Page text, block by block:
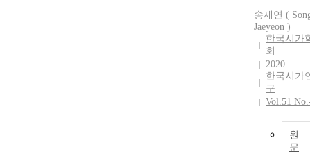
송재연 (
Jaeyeon )
한국시가
회
2020
한국시가
구
Vol.51
원
문